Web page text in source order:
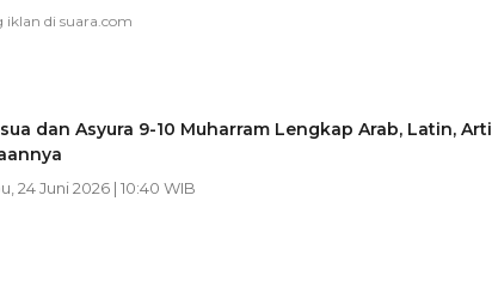
dan Asyura 9-10 Muharram Lengkap Arab, Latin, Arti
24 Juni 2026 | 10:40 WIB